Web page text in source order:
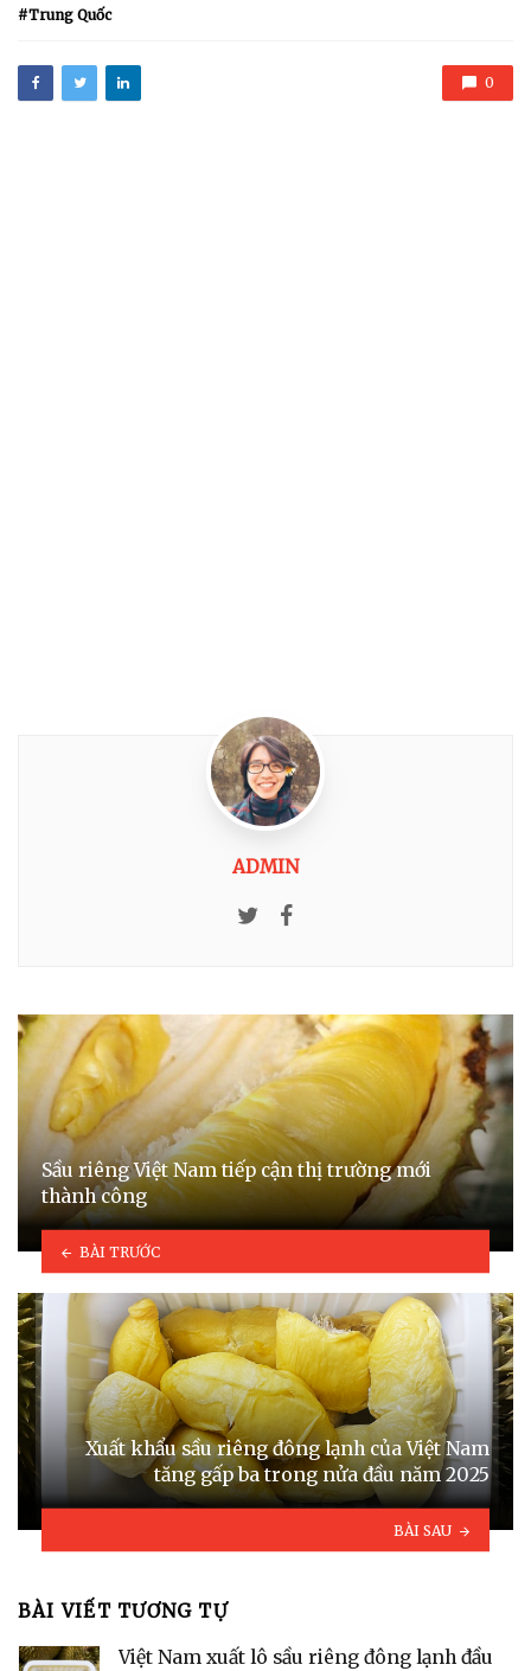
Trung Quốc
0
ADMIN
Twitter
Sầu riêng Việt Nam tiếp cận thị trường mới
thành công
BÀI TRƯỚC
Xuất khẩu sầu riêng đông lạnh của Việt Nam
tăng gấp ba trong nửa đầu năm 2025
BÀI SAU
BÀI VIẾT TƯƠNG TỰ
Việt Nam xuất lô sầu riêng đông lạnh đầu